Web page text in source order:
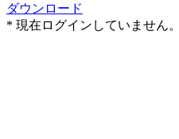
ダウンロード
* 現在ログインしていません。